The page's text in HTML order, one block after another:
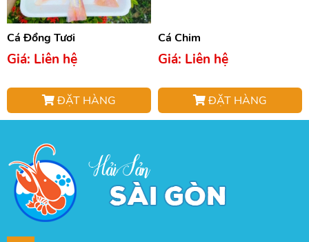
Cá Đổng Tươi
Giá: Liên hệ
ĐẶT HÀNG
Cá Chim
Giá: Liên hệ
ĐẶT HÀNG